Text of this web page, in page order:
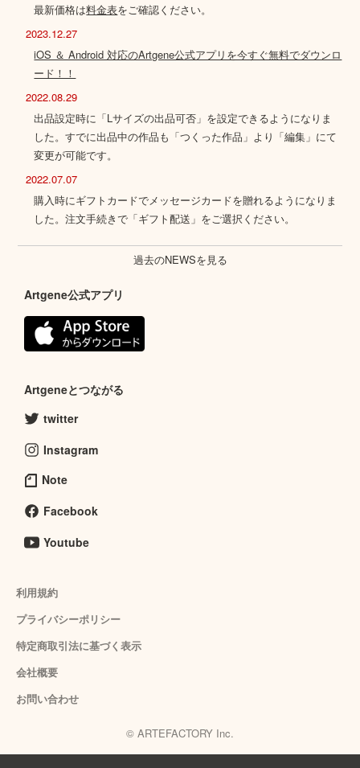
最新価格は料金表をご確認ください。
2023.12.27
iOS ＆ Android 対応のArtgene公式アプリを今すぐ無料でダウンロ
ード！！
2022.08.29
出品設定時に「Lサイズの出品可否」を設定できるようになりま
した。すでに出品中の作品も「つくった作品」より「編集」にて
変更が可能です。
2022.07.07
購入時にギフトカードでメッセージカードを贈れるようになりま
した。注文手続きで「ギフト配送」をご選択ください。
過去のNEWSを見る
Artgene公式アプリ
Artgeneとつながる
twitter
Instagram
Note
Facebook
Youtube
利用規約
プライバシーポリシー
特定商取引法に基づく表示
会社概要
お問い合わせ
© ARTEFACTORY Inc.